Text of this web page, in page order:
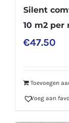
Silent
10 m2 per
€47.50
Toevoegen
Voeg aan